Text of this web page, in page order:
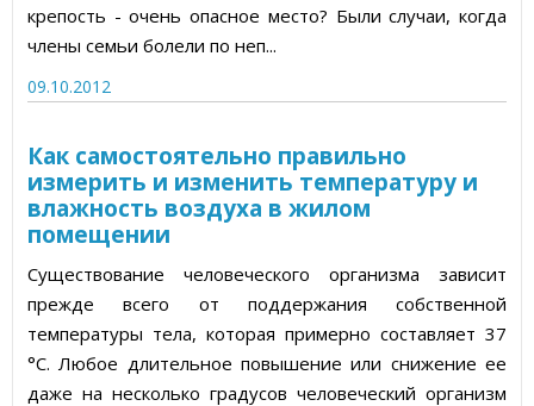
крепость - очень опасное место? Были случаи, когда
члены семьи болели по неп...
09.10.2012
Как самостоятельно правильно
измерить и изменить температуру и
влажность воздуха в жилом
помещении
Существование человеческого организма зависит
прежде всего от поддержания собственной
температуры тела, которая примерно составляет 37
°С. Любое длительное повышение или снижение ее
даже на несколько градусов человеческий организм